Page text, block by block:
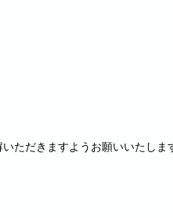
ただきますようお願いいたしま